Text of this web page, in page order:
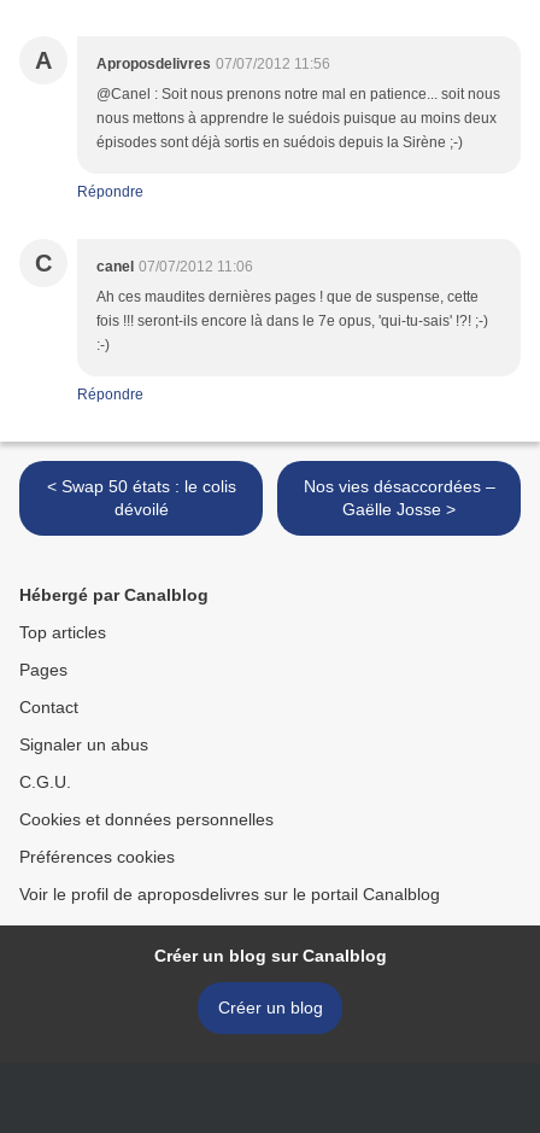
A Aproposdelivres 07/07/2012 11:56
@Canel : Soit nous prenons notre mal en patience... soit nous
nous mettons à apprendre le suédois puisque au moins deux
épisodes sont déjà sortis en suédois depuis la Sirène ;-)
Répondre
C canel 07/07/2012 11:06
Ah ces maudites dernières pages ! que de suspense, cette
fois !!! seront-ils encore là dans le 7e opus, 'qui-tu-sais' !?! ;-)
:-)
Répondre
< Swap 50 états : le colis
dévoilé
Nos vies désaccordées –
Gaëlle Josse >
Hébergé par Canalblog
Top articles
Pages
Contact
Signaler un abus
C.G.U.
Cookies et données personnelles
Préférences cookies
Voir le profil de aproposdelivres sur le portail Canalblog
Créer un blog sur Canalblog
Créer un blog